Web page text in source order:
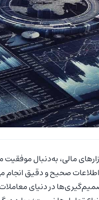
مالی، به‌دنبال
صحیح و دقیق
در دنیای